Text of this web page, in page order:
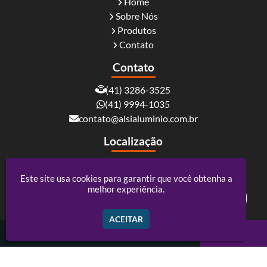
Sobre Nós
Produtos
Contato
Contato
(41) 3286-3525
(41) 9994-1035
contato@alsialuminio.com.br
Localização
Curitiba / PR - CEP: 81730-060
Este site usa cookies para garantir que você obtenha a
melhor experiência.
ACEITAR